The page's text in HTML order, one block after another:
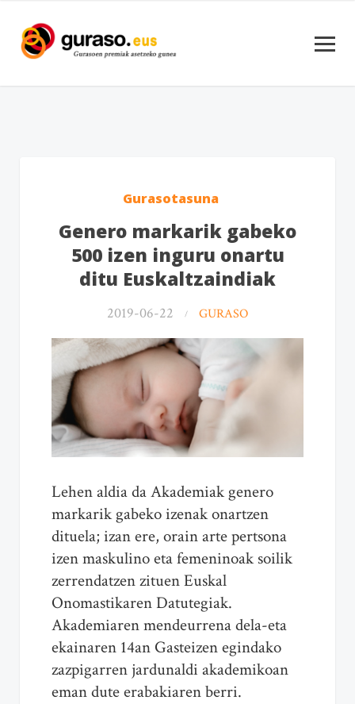
Gurasotasuna
Genero markarik gabeko
500 izen inguru onartu
ditu Euskaltzaindiak
2019-06-22 GURASO
Lehen aldia da Akademiak genero
markarik gabeko izenak onartzen
dituela; izan ere, orain arte pertsona
izen maskulino eta femeninoak soilik
zerrendatzen zituen Euskal
Onomastikaren Datutegiak.
Akademiaren mendeurrena dela-eta
ekainaren 14an Gasteizen egindako
zazpigarren jardunaldi akademikoan
eman dute erabakiaren berri.